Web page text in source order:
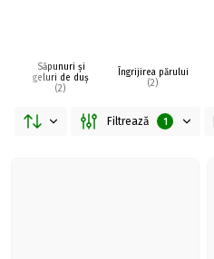
Săpunuri și
geluri de duș
(2)
Îngrijirea părului
(2)
Filtrează 1